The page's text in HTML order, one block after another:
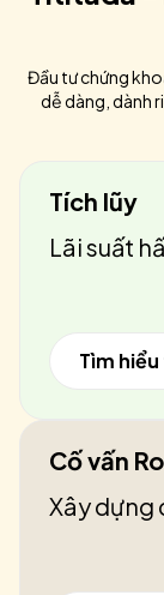
Đầu tư chứng
dễ dàng, dành
Tích lũy
Lãi suất
Tìm
Cố vấn
Xây dựng